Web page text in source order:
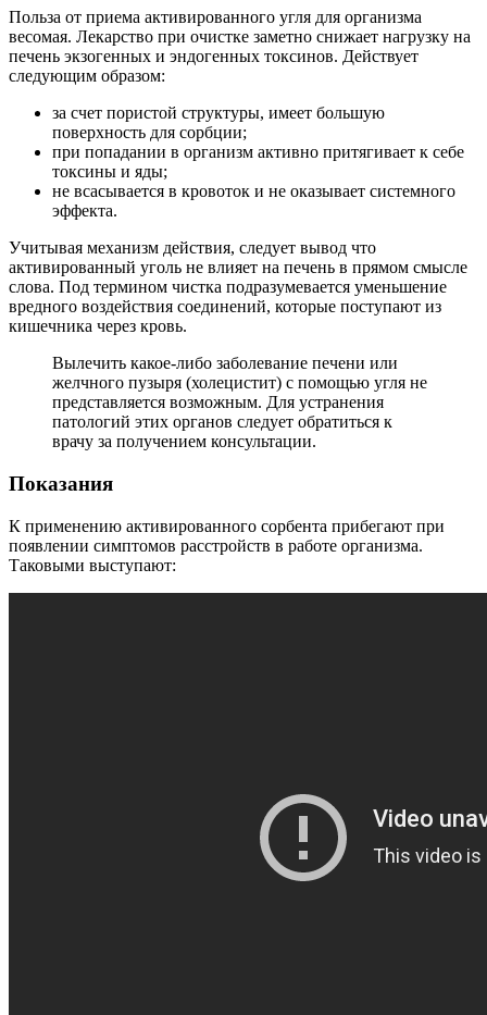
Польза от приема активированного угля для организма
весомая. Лекарство при очистке заметно снижает нагрузку на
печень экзогенных и эндогенных токсинов. Действует
следующим образом:
за счет пористой структуры, имеет большую
поверхность для сорбции;
при попадании в организм активно притягивает к себе
токсины и яды;
не всасывается в кровоток и не оказывает системного
эффекта.
Учитывая механизм действия, следует вывод что
активированный уголь не влияет на печень в прямом смысле
слова. Под термином чистка подразумевается уменьшение
вредного воздействия соединений, которые поступают из
кишечника через кровь.
Вылечить какое-либо заболевание печени или
желчного пузыря (холецистит) с помощью угля не
представляется возможным. Для устранения
патологий этих органов следует обратиться к
врачу за получением консультации.
Показания
К применению активированного сорбента прибегают при
появлении симптомов расстройств в работе организма.
Таковыми выступают: